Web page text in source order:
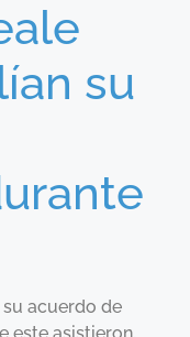
su
acuerdo de